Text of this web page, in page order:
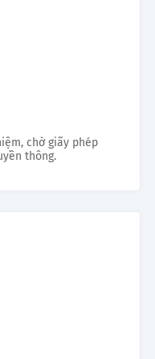
chờ giấy phép
thông.